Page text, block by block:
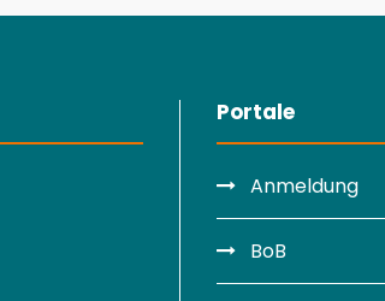
Portale
Anmeldung
BoB